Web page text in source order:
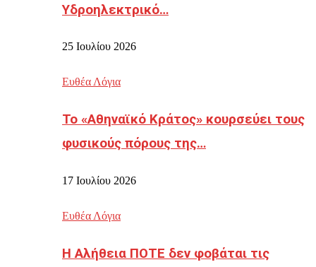
Υδροηλεκτρικό…
25 Ιουλίου 2026
Ευθέα Λόγια
Το «Αθηναϊκό Κράτος» κουρσεύει τους
φυσικούς πόρους της…
17 Ιουλίου 2026
Ευθέα Λόγια
Η Αλήθεια ΠΟΤΕ δεν φοβάται τις